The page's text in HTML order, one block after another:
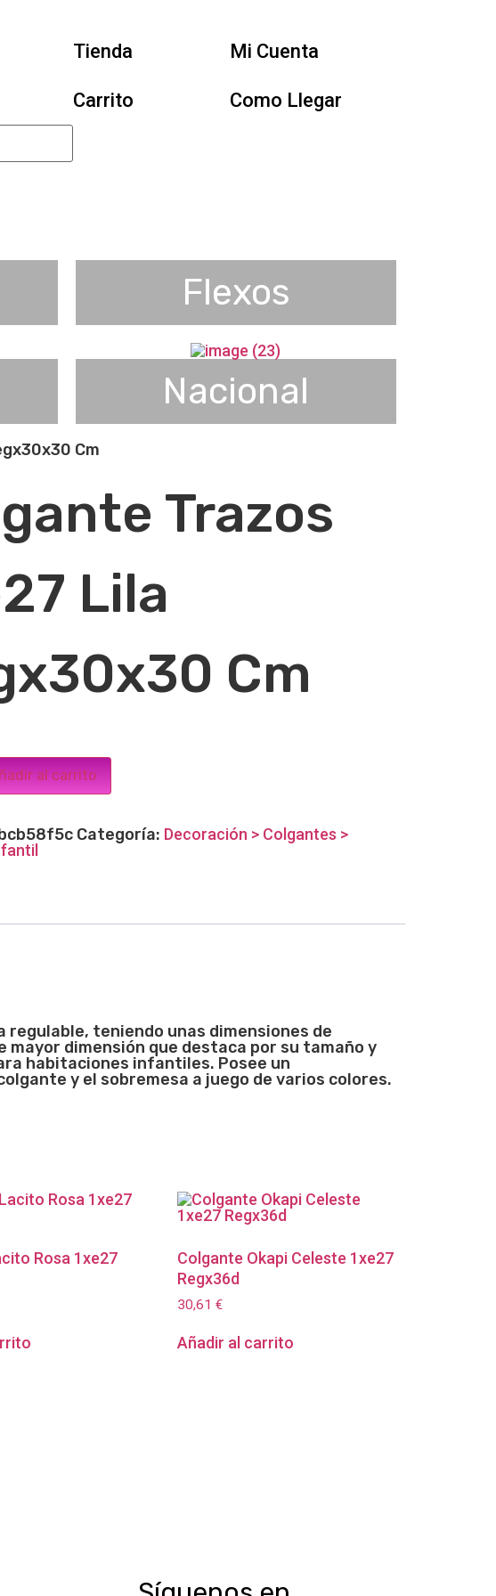
Tienda Mi Cuenta
Carrito Como Llegar
Flexos
Nacional
Cm
Trazos
Lila
Cm
al carrito
Categoría: Decoración > Colgantes >
regulable, teniendo unas dimensiones de
dimensión que destaca por su tamaño y
habitaciones infantiles. Posee un
y el sobremesa a juego de varios colores.
Rosa 1xe27
Colgante Okapi Celeste 1xe27
Regx36d
30,61€
Añadir al carrito